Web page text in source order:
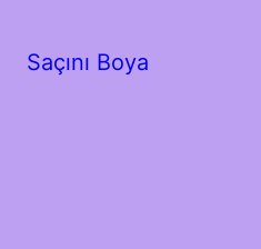
Saçını Boya